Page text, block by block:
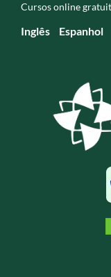
Cursos online
Inglês Espanhol